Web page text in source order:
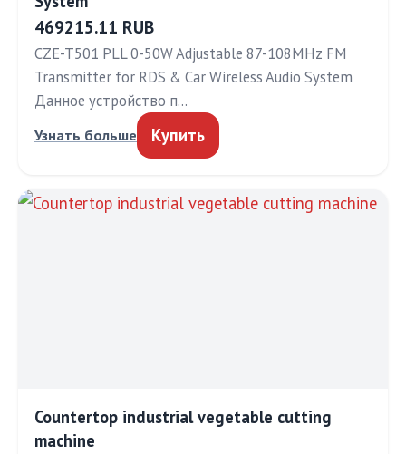
469215.11 RUB
CZE-T501 PLL 0-50W Adjustable 87-108MHz FM
Transmitter for RDS & Car Wireless Audio System
Данное устройство п…
Узнать больше Купить
Countertop industrial vegetable cutting
machine